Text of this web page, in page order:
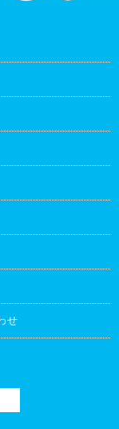
せ